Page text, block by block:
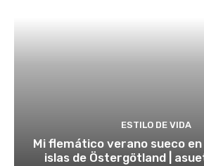
ESTILO DE VIDA
Mi flemático verano sueco
islas de Östergötland |